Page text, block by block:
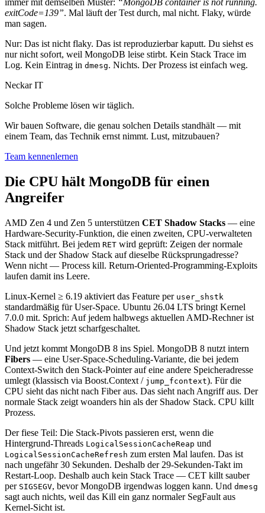
exitCode=139”. Mal läuft der Test durch, mal nicht. Flaky, würde
man sagen.
Nur: Das ist nicht flaky. Das ist reproduzierbar kaputt. Du siehst es
nur nicht sofort, weil MongoDB leise stirbt. Kein Stack Trace im
Log. Kein Eintrag in dmesg. Nichts. Der Prozess ist einfach weg.
Neckar IT
Solche Probleme lösen wir täglich.
Wir bauen Software, die genau solchen Details standhält — mit
einem Team, das Technik ernst nimmt. Lust, mitzubauen?
Team kennenlernen
Die CPU hält MongoDB für einen
Angreifer
AMD Zen 4 und Zen 5 unterstützen CET Shadow Stacks — eine
Hardware-Security-Funktion, die einen zweiten, CPU-verwalteten
Stack mitführt. Bei jedem RET wird geprüft: Zeigen der normale
Stack und der Shadow Stack auf dieselbe Rücksprungadresse?
Wenn nicht — Process kill. Return-Oriented-Programming-Exploits
laufen damit ins Leere.
Linux-Kernel ≥ 6.19 aktiviert das Feature per user_shstk
standardmäßig für User-Space. Ubuntu 26.04 LTS bringt Kernel
7.0.0 mit. Sprich: Auf jedem halbwegs aktuellen AMD-Rechner ist
Shadow Stack jetzt scharfgeschaltet.
Und jetzt kommt MongoDB 8 ins Spiel. MongoDB 8 nutzt intern
Fibers — eine User-Space-Scheduling-Variante, die bei jedem
Context-Switch den Stack-Pointer auf eine andere Speicheradresse
umlegt (klassisch via Boost.Context / jump_fcontext). Für die
CPU sieht das nicht nach Fiber aus. Das sieht nach Angriff aus. Der
normale Stack zeigt woanders hin als der Shadow Stack. CPU killt
Prozess.
Der fiese Teil: Die Stack-Pivots passieren erst, wenn die
Hintergrund-Threads LogicalSessionCacheReap und
LogicalSessionCacheRefresh zum ersten Mal laufen. Das ist
nach ungefähr 30 Sekunden. Deshalb der 29-Sekunden-Takt im
Restart-Loop. Deshalb auch kein Stack Trace — CET killt sauber
per SIGSEGV, bevor MongoDB irgendwas loggen kann. Und dmesg
sagt auch nichts, weil das Kill ein ganz normaler SegFault aus
Kernel-Sicht ist.